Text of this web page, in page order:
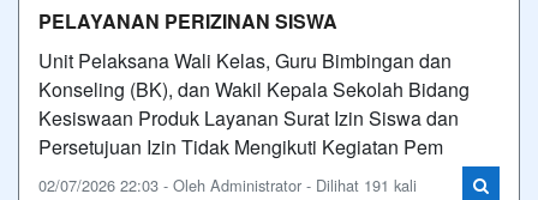
PELAYANAN PERIZINAN SISWA
Unit Pelaksana Wali Kelas, Guru Bimbingan dan
Konseling (BK), dan Wakil Kepala Sekolah Bidang
Kesiswaan Produk Layanan Surat Izin Siswa dan
Persetujuan Izin Tidak Mengikuti Kegiatan Pem
02/07/2026 22:03 - Oleh Administrator - Dilihat 191 kali